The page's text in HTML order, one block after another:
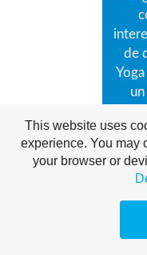
de
This website uses
experience. You may
your browser or